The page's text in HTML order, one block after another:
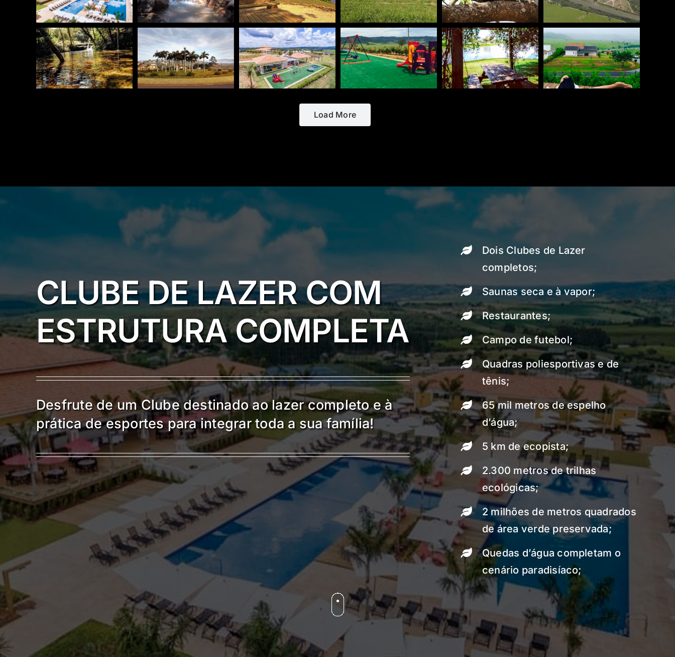
Load More
CLUBE DE LAZER COM
ESTRUTURA COMPLETA
Desfrute de um Clube destinado ao lazer completo e à
prática de esportes para integrar toda a sua família!
Dois Clubes de Lazer
completos;
Saunas seca e à vapor;
Restaurantes;
Campo de futebol;
Quadras poliesportivas e de
tênis;
65 mil metros de espelho
d’água;
5 km de ecopista;
2.300 metros de trilhas
ecológicas;
2 milhões de metros quadrados
de área verde preservada;
Quedas d’água completam o
cenário paradisíaco;